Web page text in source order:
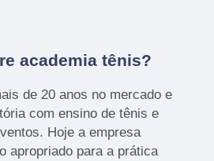
academia tênis?
de 20 anos no mercado e
com ensino de tênis e
Hoje a empresa
apropriado para a prática